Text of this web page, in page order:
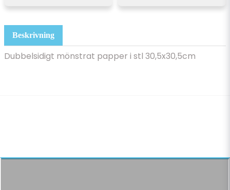
Beskrivning
Dubbelsidigt mönstrat papper i stl 30,5x30,5cm